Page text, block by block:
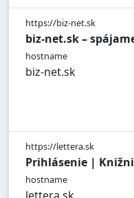
https://biz-net.sk
biz-net.sk –
hostname
biz-net.sk
https://lettera.sk
Prihlásenie |
hostname